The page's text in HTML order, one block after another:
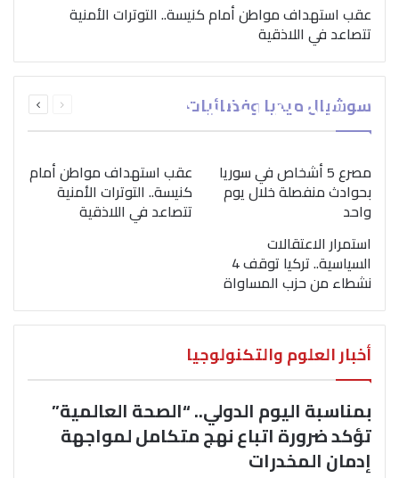
عقب استهداف مواطن أمام كنيسة.. التوترات الأمنية
تتصاعد في اللاذقية
سوشيال ميديا وفضائيات الصفحةالصفحة
بمناسبة اليوم الدولي..
“الصحة العالمية” تؤكد
ضرورة اتباع نهج متكامل
لمواجهة إدمان المخدرات
مصرع 5 أشخاص في سوريا
بحوادث منفصلة خلال يوم
واحد
عقب استهداف مواطن أمام
كنيسة.. التوترات الأمنية
تتصاعد في اللاذقية
استمرار الاعتقالات
السياسية.. تركيا توقف 4
نشطاء من حزب المساواة
أخبار العلوم والتكنولوجيا
بمناسبة اليوم الدولي.. “الصحة العالمية”
تؤكد ضرورة اتباع نهج متكامل لمواجهة
إدمان المخدرات